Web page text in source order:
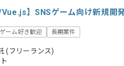
】SNSゲーム向け新規開
ゲーム好き歓迎 長期案件
(フリーランス)